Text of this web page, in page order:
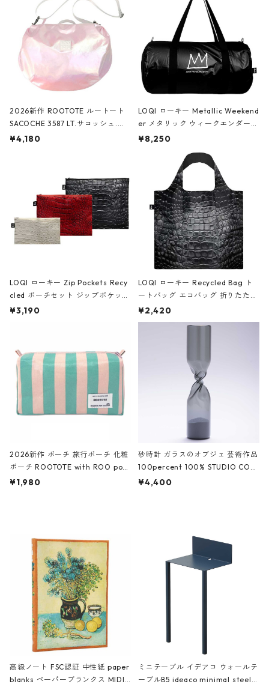
2026新作 ROOTOTE ルートート
SACOCHE 3587 LT.サコッシュ.ル
ミエ-B ショルダーバッグ グロスピ
¥4,180
LOQI ローキー Metallic Weekend
er メタリック ウィークエンダー
ボストンバッグ ショルダーバッグ
Black ジャン=ミッシェル・バスキ
ア/クラウン ブラック
¥8,250
LOQI ローキー Zip Pockets Recy
cled ポーチセット ジップポケット
ファスナーポーチ 撥水加工 トラベ
ーガンディー、オフホワイト
¥3,190
LOQI ローキー Recycled Bag ト
ートバッグ エコバッグ 折りたたみ
大きめ 撥水加工 収納ポーチ CRO
CODILE/Black クロコダイル/ブラ
¥2,420
2026新作 ポーチ 旅行ポーチ 化粧
ポーチ ROOTOTE with ROO pou
ch 3532 ルートート WR.ポーチ.ラ
¥1,980
砂時計 ガラスのオブジェ 芸術作品
100percent 100% STUDIO COH
AKU Timeless 100パーセント ス
¥4,400
高級ノート FSC認証 中性紙 paper
blanks ペーパーブランクス MIDI
ミニテーブル イデアコ ウォールテ
ーブルB5 ideaco minimal steel f